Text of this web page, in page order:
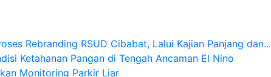
Rebranding RSUD Cibabat, Lalui Kajian Panjang dan...
Ketahanan Pangan di Tengah Ancaman El Nino
Monitoring Parkir Liar